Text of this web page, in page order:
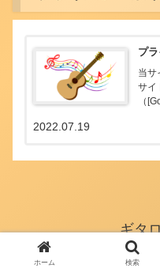
プ
当サ
サイ
（
ー
クセ
2022.07.19
ギタ
ホーム 検索